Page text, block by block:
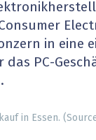
in eine
das PC-
in Essen.